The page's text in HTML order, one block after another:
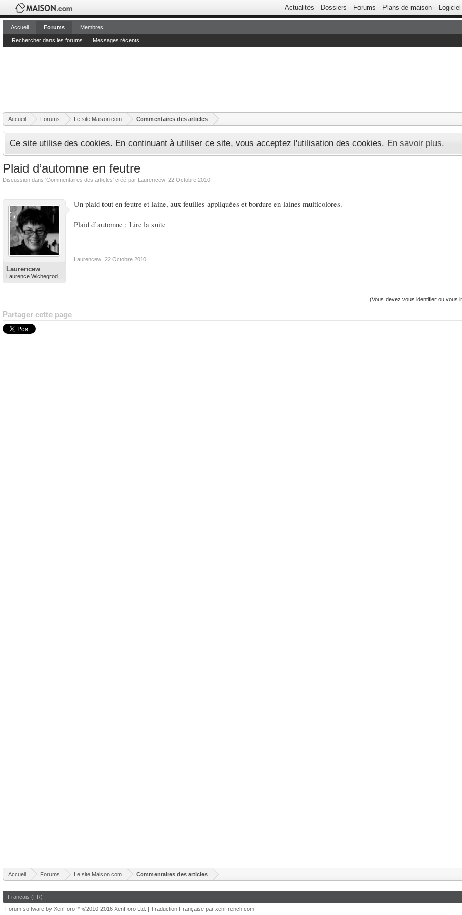
Accueil Forums Le site Maison.com Commentaires des articles
Ce site utilise des cookies. En continuant à utiliser ce site, vous acceptez l'utilisation des cookies. En savoir plus.
Plaid d’automne en feutre
Discussion dans 'Commentaires des articles' créé par Laurencew 22 Octobre 2010
Laurencew
Laurence Wichegrod
Un plaid tout en feutre et laine, aux feuilles appliquées et bordure en laines multicolores.
Plaid d’automne : Lire la suite
Laurencew 22 Octobre 2010
(Vous devez vous identifier ou vous
Partager cette page
Accueil Forums Le site Maison.com Commentaires des articles
Actualités Dossiers Forums Plans de maison
Accueil Forums
Rechercher dans les forums Messages récents
Membres
Français (FR)
Forum software by XenForo™ ©2010-2016 XenForo Ltd. | Traduction Française par xenFrench.com.